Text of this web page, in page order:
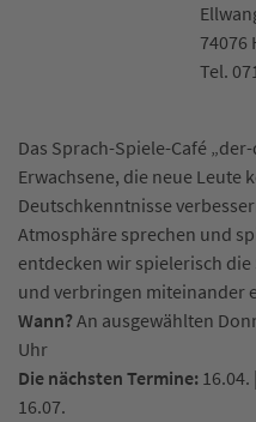
74076
Tel.
Das Sprach-Spiele-Café
Erwachsene, die neue Leute
Deutschkenntnisse
Atmosphäre sprechen und
entdecken wir spielerisch
und verbringen miteinander
Wann?An ausgewählten
Uhr
Die nächsten Termine: 16.04.
16.07.